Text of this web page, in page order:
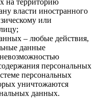
власти иностранного
или
– любые действия,
данные
персональных
персональных
уничтожаются
данных.